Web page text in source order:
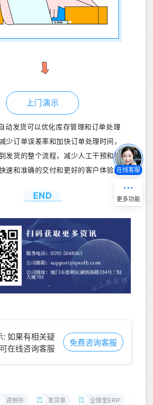
上门演示
动发货可以优化库存管理和订单处理
少订单误差率和加快订单处理时间，
发货的整个流程，减少人工干预和错
速和准确的交付和更好的客户体验。
END
: 如果有相关疑
在线咨询客服
免费咨询客服
进销存 发货单 企微宝ERP
在线客服